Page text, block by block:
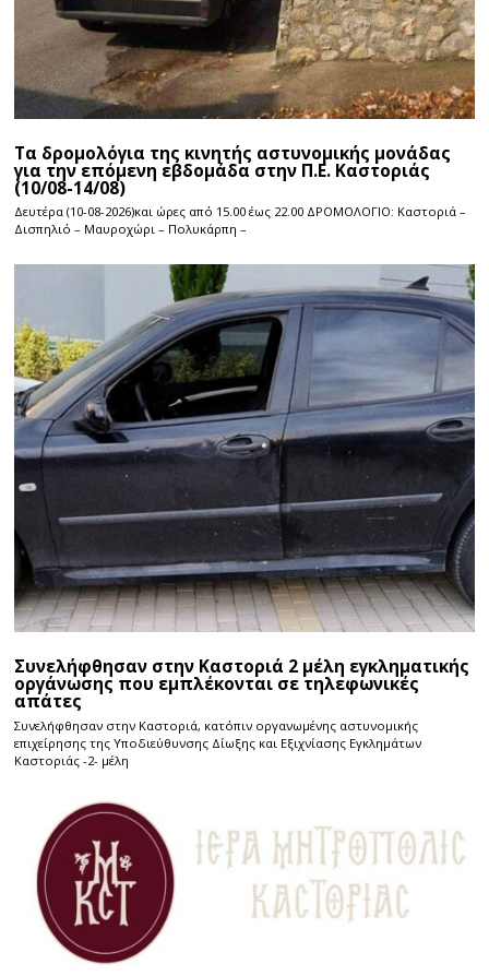
Τα δρομολόγια της κινητής αστυνομικής μονάδας
για την επόμενη εβδομάδα στην Π.Ε. Καστοριάς
(10/08-14/08)
Δευτέρα (10-08-2026)και ώρες από 15.00 έως 22.00 ΔΡΟΜΟΛΟΓΙΟ: Καστοριά –
Δισπηλιό – Μαυροχώρι – Πολυκάρπη –
Συνελήφθησαν στην Καστοριά 2 μέλη εγκληματικής
οργάνωσης που εμπλέκονται σε τηλεφωνικές
απάτες
Συνελήφθησαν στην Καστοριά, κατόπιν οργανωμένης αστυνομικής
επιχείρησης της Υποδιεύθυνσης Δίωξης και Εξιχνίασης Εγκλημάτων
Καστοριάς -2- μέλη